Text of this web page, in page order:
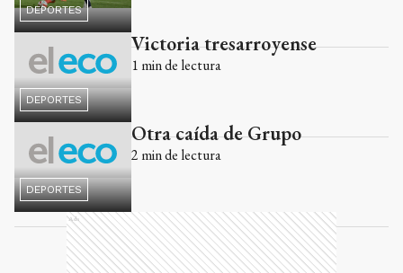
DEPORTES
DEPORTES
Victoria tresarroyense
1 min de lectura
DEPORTES
Otra caída de Grupo
2 min de lectura
Ads